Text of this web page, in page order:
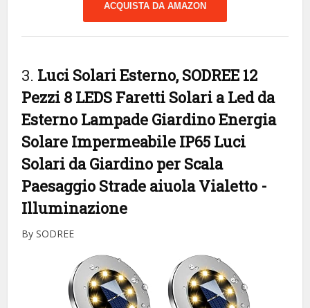
ACQUISTA DA AMAZON
3. Luci Solari Esterno, SODREE 12
Pezzi 8 LEDS Faretti Solari a Led da
Esterno Lampade Giardino Energia
Solare Impermeabile IP65 Luci
Solari da Giardino per Scala
Paesaggio Strade aiuola Vialetto -
Illuminazione
By SODREE